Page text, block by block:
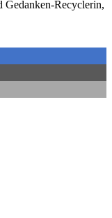
Gedanken-Recyclerin,